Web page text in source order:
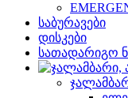
საბურავები
დისკები
სათადარიგო